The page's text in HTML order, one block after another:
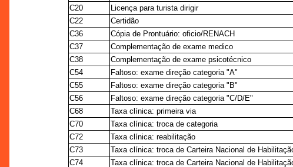
C20
Licença para turista dirigir
C22
Certidão
C36
Cópia de Prontuário: oficio/RENACH
C37
Complementação de exame medico
C38
Complementação de exame psicotécnico
C54
Faltoso: exame direção categoria "A"
C55
Faltoso: exame direção categoria "B"
C56
Faltoso: exame direção categoria "C/D/E"
C68
Taxa clínica: primeira via
C70
Taxa clínica: troca de categoria
C72
Taxa clínica: reabilitação
C73
Taxa clínica: troca de Carteira Nacional de
C74
Taxa clínica: troca de Carteira Nacional de